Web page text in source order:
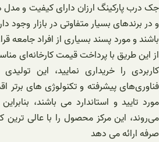
جک درب پارکینگ ارزان دارای کیفیت و مدل
و در برندهای بسیار متفاوتی در بازار وجود
باشند و مورد پسند بسیاری از افراد جامعه
از این طریق با پرداخت قیمت کارخانه‌ای
کاربردی را خریداری نمایید، این
فناوری‌های پیشرفته و تکنولوژی های
مورد تایید و استاندارد می باشند،
می‌روند، این مرکز محصول را با عالی
صرفه ارائه می دهد